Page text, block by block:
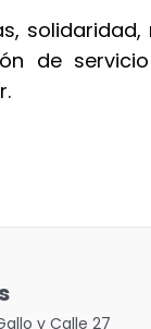
de
y Calle 27